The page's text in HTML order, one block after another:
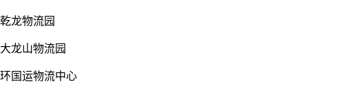
乾龙物流园
大龙山物流园
环国运物流中心